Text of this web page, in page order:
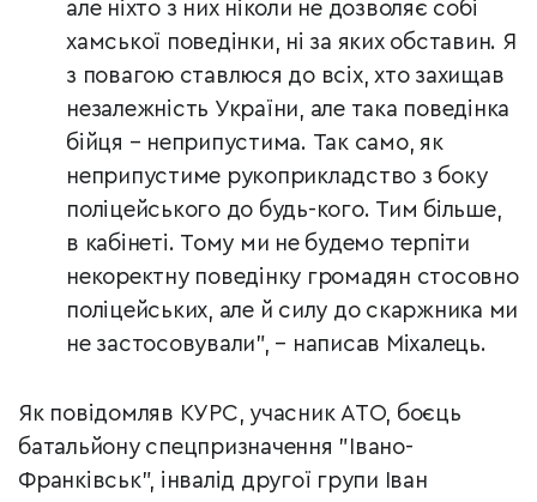
але ніхто з них ніколи не дозволяє собі
хамської поведінки, ні за яких обставин. Я
з повагою ставлюся до всіх, хто захищав
незалежність України, але така поведінка
бійця – неприпустима. Так само, як
неприпустиме рукоприкладство з боку
поліцейського до будь-кого. Тим більше,
в кабінеті. Тому ми не будемо терпіти
некоректну поведінку громадян стосовно
поліцейських, але й силу до скаржника ми
не застосовували", – написав Міхалець.
Як повідомляв КУРС, учасник АТО, боєць
батальйону спецпризначення "Івано-
Франківськ", інвалід другої групи Іван